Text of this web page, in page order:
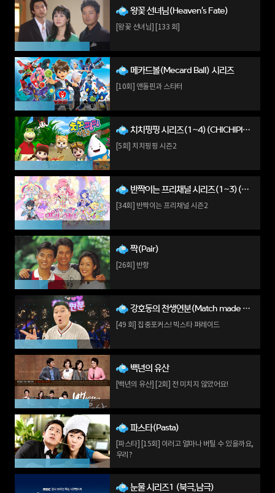
왕꽃 선녀님(Heaven's Fate)
[왕꽃 선녀님] [133 회]
메카드볼(Mecard Ball) 시리즈
[10회] 앤돌핀과 스타터
치치핑핑 시리즈(1~4)(CHICHIPINGPING)
[5회] 치치핑핑 시즌2
반짝이는 프리채널 시리즈(1~3)(prichannel)
[34회] 반짝이는 프리채널 시즌2
짝(Pair)
[26회] 반항
강호동의 천생연분(Match made in Heaven)
[49 회] 집중포커스! 빅스타 퍼레이드
백년의 유산
[백년의 유산] [2회] 전 미치지 않았어요!
파스타(Pasta)
[파스타] [15회] 이러고 얼마나 버틸 수 있을까요,
우리?
눈물 시리즈1 (북극,남극)